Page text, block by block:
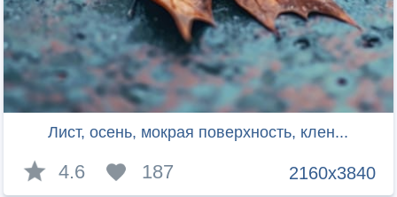
Лист, осень, мокрая поверхность, клен...
2160x3840
4.6 187